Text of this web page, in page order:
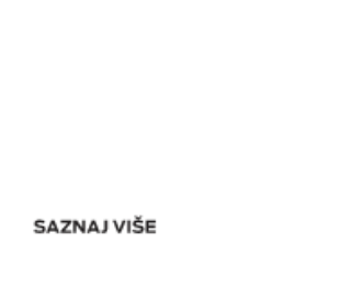
zemljišta i cijena novih stanova –